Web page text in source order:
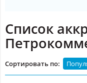
Список
Сортировать по: